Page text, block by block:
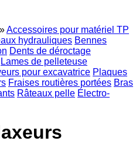
»Accessoires pour matériel TP
hydrauliques Bennes
Dents de déroctage
Lames de pelleteuse
pour excavatrice Plaques
Fraises routières portées Bras
Râteaux pelle Électro-